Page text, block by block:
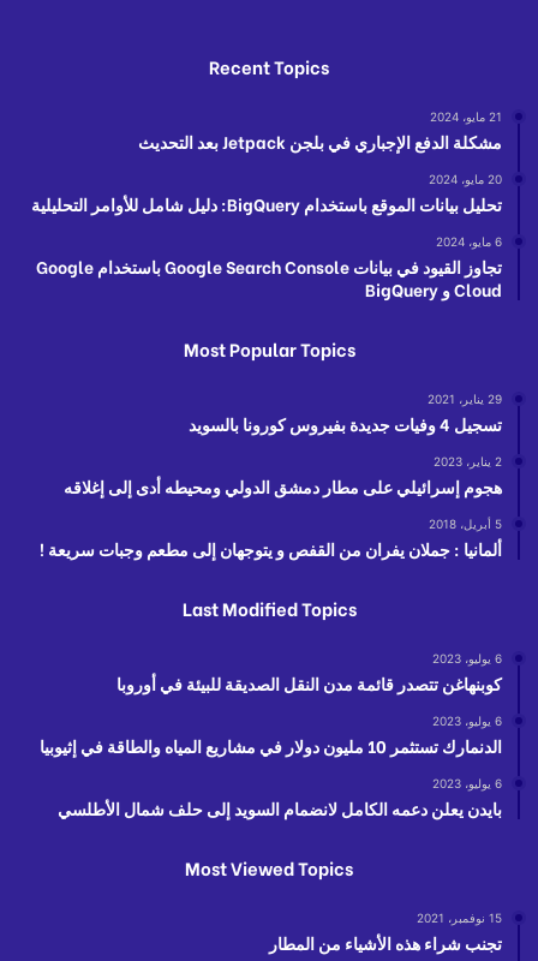
Recent Topics
21 مايو، 2024
مشكلة الدفع الإجباري في بلجن Jetpack بعد التحديث
20 مايو، 2024
تحليل بيانات الموقع باستخدام BigQuery: دليل شامل للأوامر التحليلية
6 مايو، 2024
تجاوز القيود في بيانات Google Search Console باستخدام Google
Cloud و BigQuery
Most Popular Topics
29 يناير، 2021
تسجيل 4 وفيات جديدة بفيروس كورونا بالسويد
2 يناير، 2023
هجوم إسرائيلي على مطار دمشق الدولي ومحيطه أدى إلى إغلاقه
5 أبريل، 2018
ألمانيا : جملان يفران من القفص و يتوجهان إلى مطعم وجبات سريعة !
Last Modified Topics
6 يوليو، 2023
كوبنهاغن تتصدر قائمة مدن النقل الصديقة للبيئة في أوروبا
6 يوليو، 2023
الدنمارك تستثمر 10 مليون دولار في مشاريع المياه والطاقة في إثيوبيا
6 يوليو، 2023
بايدن يعلن دعمه الكامل لانضمام السويد إلى حلف شمال الأطلسي
Most Viewed Topics
15 نوفمبر، 2021
تجنب شراء هذه الأشياء من المطار